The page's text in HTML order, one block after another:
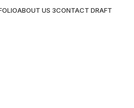
ABOUT US 3CONTACT DRAFT